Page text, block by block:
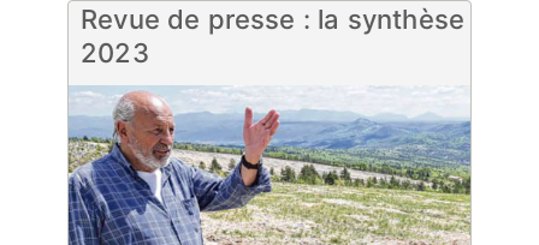
Revue de presse : la synthèse
2023